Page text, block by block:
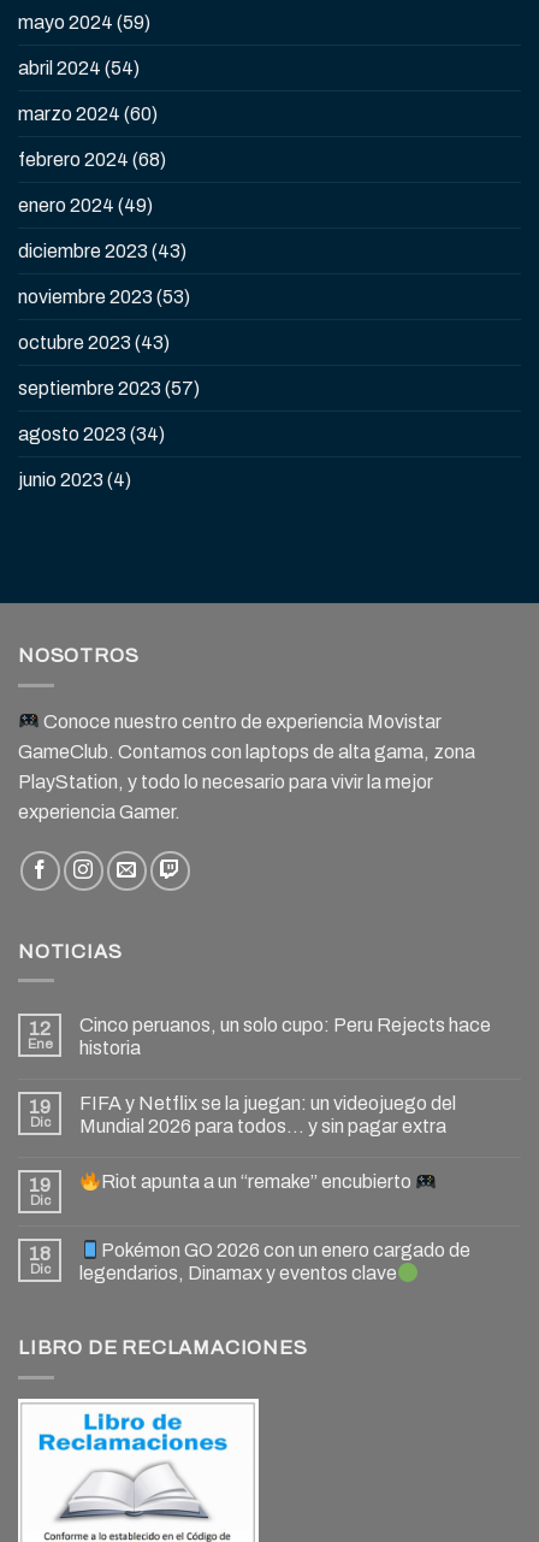
mayo 2024 (59)
abril 2024 (54)
marzo 2024 (60)
febrero 2024 (68)
enero 2024 (49)
diciembre 2023 (43)
noviembre 2023 (53)
octubre 2023 (43)
septiembre 2023 (57)
agosto 2023 (34)
junio 2023 (4)
NOSOTROS
Conoce nuestro centro de experiencia Movistar
GameClub. Contamos con laptops de alta gama, zona
PlayStation, y todo lo necesario para vivir la mejor
experiencia Gamer.
NOTICIAS
12
Ene
Cinco peruanos, un solo cupo: Peru Rejects hace
historia
19
Dic
FIFA y Netflix se la juegan: un videojuego del
Mundial 2026 para todos… y sin pagar extra
19
Dic
Riot apunta a un “remake” encubierto
18
Dic
Pokémon GO 2026 con un enero cargado de
legendarios, Dinamax y eventos clave
LIBRO DE RECLAMACIONES